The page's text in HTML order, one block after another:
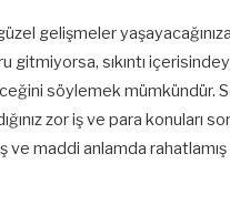
gelişmeler
gitmiyorsa, sıkıntı
söylemek mümkündür.
zor iş ve para konuları
ve maddi anlamda